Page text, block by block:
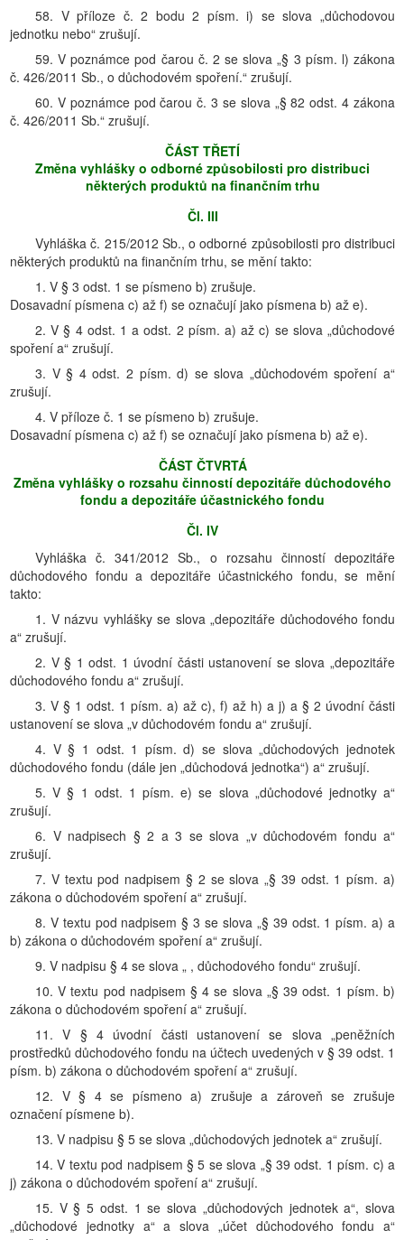
58. V příloze č. 2 bodu 2 písm. i) se slova „důchodovou
jednotku nebo“ zrušují.
59. V poznámce pod čarou č. 2 se slova „§ 3 písm. l) zákona
č. 426/2011 Sb., o důchodovém spoření.“ zrušují.
60. V poznámce pod čarou č. 3 se slova „§ 82 odst. 4 zákona
č. 426/2011 Sb.“ zrušují.
ČÁST TŘETÍ
Změna vyhlášky o odborné způsobilosti pro distribuci
některých produktů na finančním trhu
Čl. III
Vyhláška č. 215/2012 Sb., o odborné způsobilosti pro distribuci
některých produktů na finančním trhu, se mění takto:
1. V § 3 odst. 1 se písmeno b) zrušuje.
Dosavadní písmena c) až f) se označují jako písmena b) až e).
2. V § 4 odst. 1 a odst. 2 písm. a) až c) se slova „důchodové
spoření a“ zrušují.
3. V § 4 odst. 2 písm. d) se slova „důchodovém spoření a“
zrušují.
4. V příloze č. 1 se písmeno b) zrušuje.
Dosavadní písmena c) až f) se označují jako písmena b) až e).
ČÁST ČTVRTÁ
Změna vyhlášky o rozsahu činností depozitáře důchodového
fondu a depozitáře účastnického fondu
Čl. IV
Vyhláška č. 341/2012 Sb., o rozsahu činností depozitáře
důchodového fondu a depozitáře účastnického fondu, se mění
takto:
1. V názvu vyhlášky se slova „depozitáře důchodového fondu
a“ zrušují.
2. V § 1 odst. 1 úvodní části ustanovení se slova „depozitáře
důchodového fondu a“ zrušují.
3. V § 1 odst. 1 písm. a) až c), f) až h) a j) a § 2 úvodní části
ustanovení se slova „v důchodovém fondu a“ zrušují.
4. V § 1 odst. 1 písm. d) se slova „důchodových jednotek
důchodového fondu (dále jen „důchodová jednotka“) a“ zrušují.
5. V § 1 odst. 1 písm. e) se slova „důchodové jednotky a“
zrušují.
6. V nadpisech § 2 a 3 se slova „v důchodovém fondu a“
zrušují.
7. V textu pod nadpisem § 2 se slova „§ 39 odst. 1 písm. a)
zákona o důchodovém spoření a“ zrušují.
8. V textu pod nadpisem § 3 se slova „§ 39 odst. 1 písm. a) a
b) zákona o důchodovém spoření a“ zrušují.
9. V nadpisu § 4 se slova „ , důchodového fondu“ zrušují.
10. V textu pod nadpisem § 4 se slova „§ 39 odst. 1 písm. b)
zákona o důchodovém spoření a“ zrušují.
11. V § 4 úvodní části ustanovení se slova „peněžních
prostředků důchodového fondu na účtech uvedených v § 39 odst. 1
písm. b) zákona o důchodovém spoření a“ zrušují.
12. V § 4 se písmeno a) zrušuje a zároveň se zrušuje
označení písmene b).
13. V nadpisu § 5 se slova „důchodových jednotek a“ zrušují.
14. V textu pod nadpisem § 5 se slova „§ 39 odst. 1 písm. c) a
j) zákona o důchodovém spoření a“ zrušují.
15. V § 5 odst. 1 se slova „důchodových jednotek a“, slova
„důchodové jednotky a“ a slova „účet důchodového fondu a“